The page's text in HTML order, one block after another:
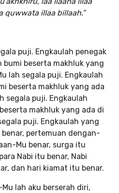
quwwata illaa billaah.”
puji. Engkaulah penegak
beserta makhluk yang
lah segala puji. Engkaulah
beserta makhluk yang ada
segala puji. Engkaulah
makhluk yang ada di
puji. Engkaulah yang
pertemuan dengan-
Mu benar, surga itu
Nabi itu benar, Nabi
dan hari kiamat itu benar.
Mu lah aku berserah diri,